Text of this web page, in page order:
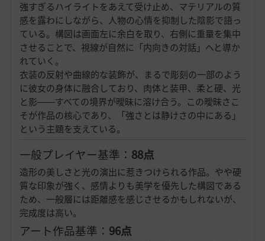
強すぎるハイライトをあえて受け止め、マテリアルの質
感を露わにしながら、人物の心情を抑制した陰影で語っ
ている。構図は画面左に余白を取り、右側に重量を集中
させることで、視線が自然に「内向きの対話」へと導か
れていく。
衣装の反射や曲線的な装飾が、まるで彫刻の一部のよう
に彼女の身体に融合しており、肉体と装甲、柔と硬、光
と影――すべての境界が曖昧に溶け合う。この曖昧さこ
そが作品の核心であり、「強さとは静けさの中にある」
という主題を支えている。
一般プレイヤー基準： 88点
造形の美しさと光の演出に惹きつけられる作品。やや硬
質な印象が強く、感情よりも美学を優先した構図である
ため、一般層には距離感を感じさせるかもしれないが、
完成度は高い。
アート作品基準： 96点